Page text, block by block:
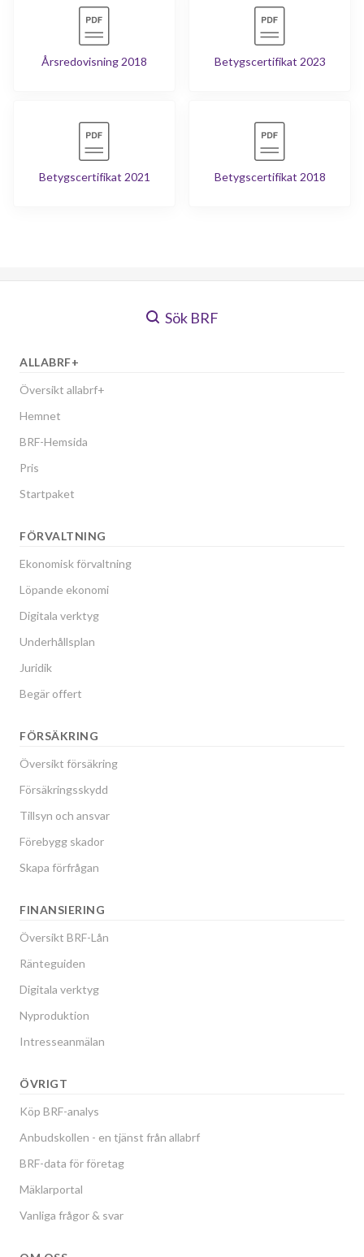
Årsredovisning 2018 Betygscertifikat 2023
Betygscertifikat 2021 Betygscertifikat 2018
Sök BRF
ALLABRF+
Översikt allabrf+
Hemnet
BRF-Hemsida
Pris
Startpaket
FÖRVALTNING
Ekonomisk förvaltning
Löpande ekonomi
Digitala verktyg
Underhållsplan
Juridik
Begär offert
FÖRSÄKRING
Översikt försäkring
Försäkringsskydd
Tillsyn och ansvar
Förebygg skador
Skapa förfrågan
FINANSIERING
Översikt BRF-Lån
Ränteguiden
Digitala verktyg
Nyproduktion
Intresseanmälan
ÖVRIGT
Köp BRF-analys
Anbudskollen - en tjänst från allabrf
BRF-data för företag
Mäklarportal
Vanliga frågor & svar